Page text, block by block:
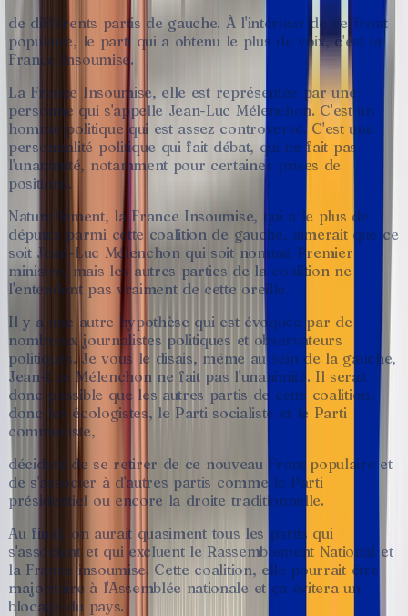
de différents partis de gauche. À l'intérieur de ce front
populaire, le parti qui a obtenu le plus de voix, c'est la
France Insoumise.
La France Insoumise, elle est représentée par une
personne qui s'appelle Jean-Luc Mélenchon. C'est un
homme politique qui est assez controversé. C'est une
personnalité politique qui fait débat, qui ne fait pas
l'unanimité, notamment pour certaines prises de
positions.
Naturellement, la France Insoumise, qui a le plus de
députés parmi cette coalition de gauche, aimerait que ce
soit Jean-Luc Mélenchon qui soit nommé Premier
ministre, mais les autres parties de la coalition ne
l'entendent pas vraiment de cette oreille.
Il y a une autre hypothèse qui est évoquée par de
nombreux journalistes politiques et observateurs
politiques. Je vous le disais, même au sein de la gauche,
Jean-Luc Mélenchon ne fait pas l'unanimité. Il serait
donc possible que les autres partis de cette coalition,
donc les écologistes, le Parti socialiste et le Parti
communiste,
décident de se retirer de ce nouveau Front populaire et
de s'associer à d'autres partis comme le Parti
présidentiel ou encore la droite traditionnelle.
Au final, on aurait quasiment tous les partis qui
s'associent et qui excluent le Rassemblement National et
la France insoumise. Cette coalition, elle pourrait être
majoritaire à l'Assemblée nationale et ça évitera un
blocage du pays.